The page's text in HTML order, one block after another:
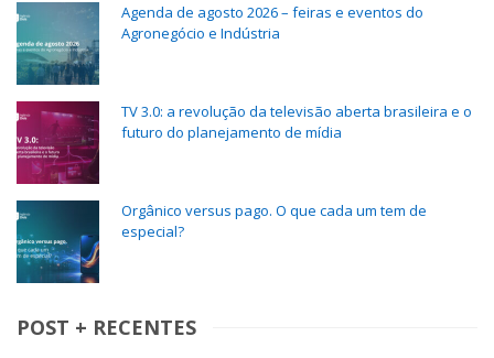
Agenda de agosto 2026 – feiras e eventos do
Agronegócio e Indústria
TV 3.0: a revolução da televisão aberta brasileira e o
futuro do planejamento de mídia
Orgânico versus pago. O que cada um tem de
especial?
POST + RECENTES